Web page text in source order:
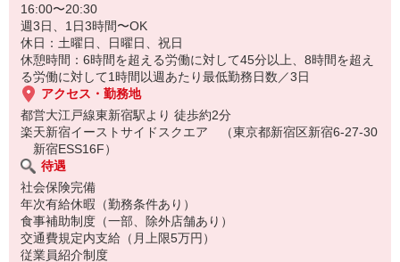
16:00〜20:30
週3日、1日3時間〜OK
休日：土曜日、日曜日、祝日
休憩時間：6時間を超える労働に対して45分以上、8時間を超え
る労働に対して1時間以週あたり最低勤務日数／3日
アクセス・勤務地
都営大江戸線東新宿駅より 徒歩約2分
楽天新宿イーストサイドスクエア （東京都新宿区新宿6-27-30
新宿ESS16F）
待遇
社会保険完備
年次有給休暇（勤務条件あり）
食事補助制度（一部、除外店舗あり）
交通費規定内支給（月上限5万円）
従業員紹介制度